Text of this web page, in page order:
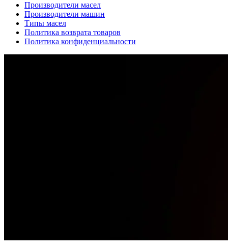
Производители масел
Производители машин
Типы масел
Политика возврата товаров
Политика конфиденциальности